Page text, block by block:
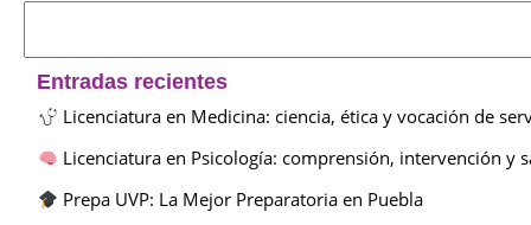
Entradas recientes
Licenciatura en Medicina: ciencia, ética y vocación de
Licenciatura en Psicología: comprensión, intervención y
Prepa UVP: La Mejor Preparatoria en Puebla